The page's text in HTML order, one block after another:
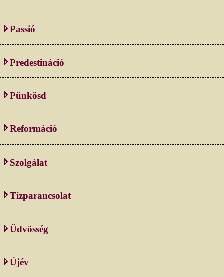
Passió
Predestináció
Pünkösd
Reformáció
Szolgálat
Tízparancsolat
Üdvösség
Újév